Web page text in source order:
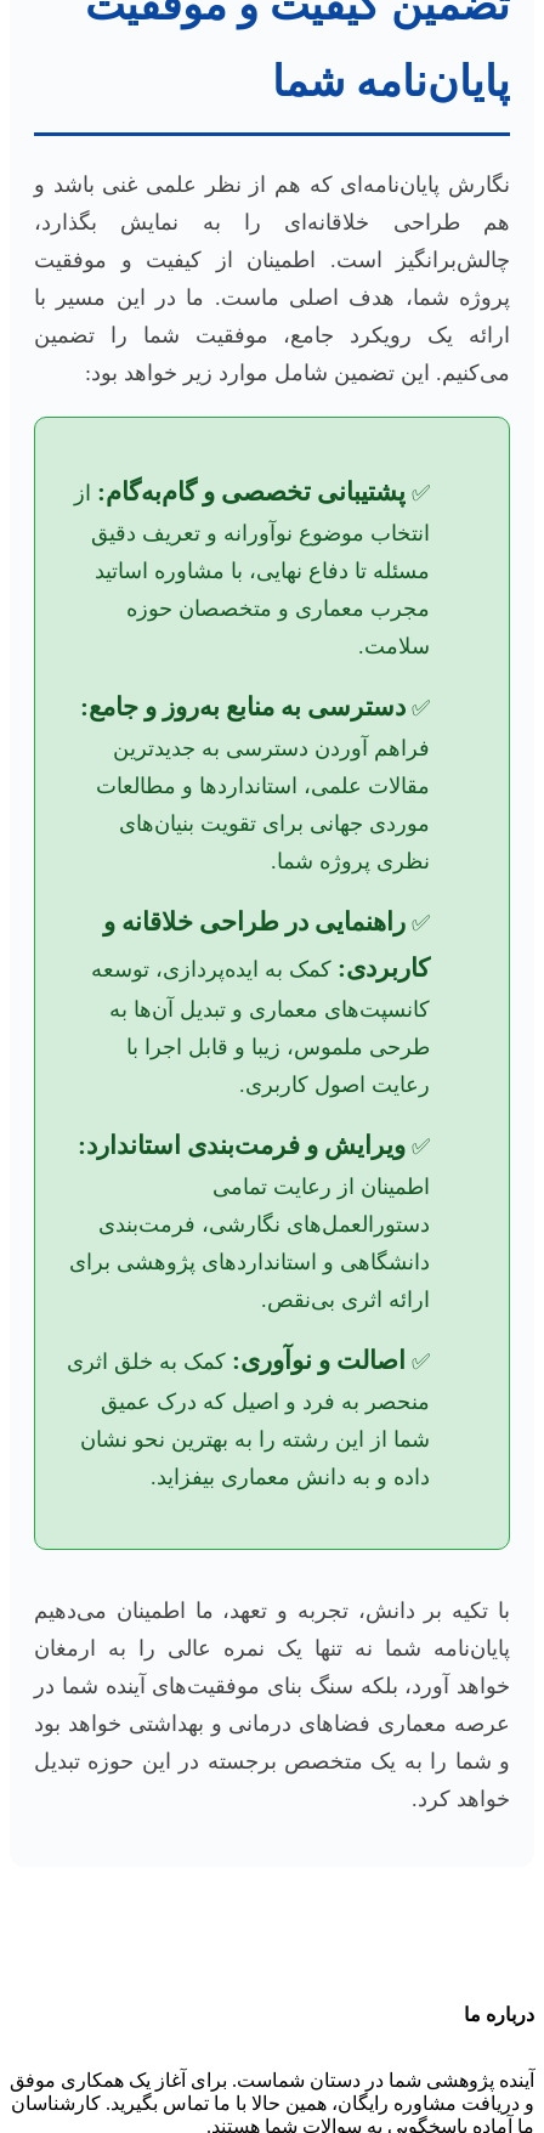
پایان‌نامه شما
نگارش پایان‌نامه‌ای که هم از نظر علمی غنی باشد و
هم طراحی خلاقانه‌ای را به نمایش بگذارد،
چالش‌برانگیز است. اطمینان از کیفیت و موفقیت
پروژه شما، هدف اصلی ماست. ما در این مسیر با
ارائه یک رویکرد جامع، موفقیت شما را تضمین
می‌کنیم. این تضمین شامل موارد زیر خواهد بود:
✅ پشتیبانی تخصصی و گام‌به‌گام: از
انتخاب موضوع نوآورانه و تعریف دقیق
مسئله تا دفاع نهایی، با مشاوره اساتید
مجرب معماری و متخصصان حوزه
سلامت.
✅ دسترسی به منابع به‌روز و جامع:
فراهم آوردن دسترسی به جدیدترین
مقالات علمی، استانداردها و مطالعات
موردی جهانی برای تقویت بنیان‌های
نظری پروژه شما.
✅ راهنمایی در طراحی خلاقانه و
کاربردی: کمک به ایده‌پردازی، توسعه
کانسپت‌های معماری و تبدیل آن‌ها به
طرحی ملموس، زیبا و قابل اجرا با
رعایت اصول کاربری.
✅ ویرایش و فرمت‌بندی استاندارد:
اطمینان از رعایت تمامی
دستورالعمل‌های نگارشی، فرمت‌بندی
دانشگاهی و استانداردهای پژوهشی برای
ارائه اثری بی‌نقص.
✅ اصالت و نوآوری: کمک به خلق اثری
منحصر به فرد و اصیل که درک عمیق
شما از این رشته را به بهترین نحو نشان
داده و به دانش معماری بیفزاید.
با تکیه بر دانش، تجربه و تعهد، ما اطمینان می‌دهیم
پایان‌نامه شما نه تنها یک نمره عالی را به ارمغان
خواهد آورد، بلکه سنگ بنای موفقیت‌های آینده شما در
عرصه معماری فضاهای درمانی و بهداشتی خواهد بود
و شما را به یک متخصص برجسته در این حوزه تبدیل
خواهد کرد.
درباره ما
آینده پژوهشی شما در دستان شماست. برای آغاز یک همکاری موفق
و دریافت مشاوره رایگان، همین حالا با ما تماس بگیرید. کارشناسان
ما آماده پاسخگویی به سوالات شما هستند.